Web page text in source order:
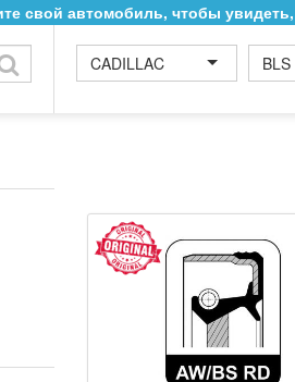
свой автомобиль, чтобы увидеть,
CADILLAC BLS